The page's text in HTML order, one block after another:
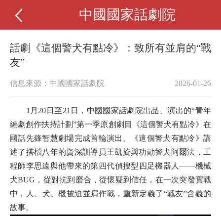
中國國家話劇院
話劇《這個警犬有點冷》：致所有並肩的“戰
友”
信息來源：中國國家話劇院 2026-01-26
1月20日至21日，中國國家話劇院出品、演出的“青年
編劇創作扶持計劃”第一季原創劇目《這個警犬有點冷》在
國話先鋒智慧劇場完成首輪演出。《這個警犬有點冷》講
述了搭檔八年的資深訓導員王凱旋與功勛警犬阿爾法，工
程師李思遠與他帶來的第四代偵搜型四足機器人——機械
犬BUG，從對抗到磨合，從懷疑到信任，在一次突發實戰
中，人、犬、機被迫並肩作戰，重新定義了“戰友”含義的
故事。